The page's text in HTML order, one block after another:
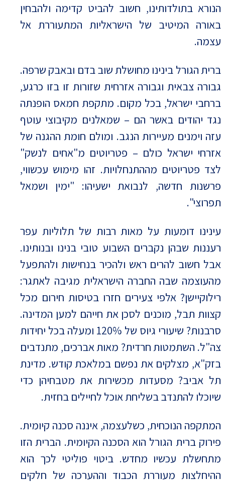
הנורא בתולדותינו, חשוב להביט קדימה ולהבחין
באורה המיטיב של הישראליות המתעוררת אל
עצמה.
ברית הגורל בינינו מחושלת שוב בדם ובאבק שרפה.
גבורה צבאית וגבורה אזרחית שזורות זו בזו כרגע,
ברחבי ישראל, בכל מקום. מתקפת חמאס הופנתה
נגד יהודים באשר הם – שמאלנים מקיבוצי עוטף
עזה וימנים מעיירות הנגב. ומולם חומת ההגנה של
אזרחי ישראל כולם – פטריוטים מ"אחים לנשק"
לצד פטריוטים מההתנחלויות. זהו מימוש עכשווי,
פרשנות חדשה, לנבואת ישעיהו: "ימין ושמאל
תפרוצי".
עינינו דומעות על מאות רבות של תלוליות עפר
רעננות שבהן נקברים השבוע טובי בנינו ובנותינו.
אבל חשוב להרים ראש ולהכיר בנחישות ולהתפעל
מהעוצמה שבה החברה הישראלית מגיבה לאתגר:
רילוקיישן? אלפי צעירים חזרו בטיסות חירום מכל
קצוות תבל, מוכנים לסכן את חייהם למען המדינה.
סרבנות? שיעורי גיוס של 120% ומעלה בכל יחידות
צה"ל. השתמטות חרדית? מאות אברכים, מתנדבים
בזק"א, מצלקים את נפשם במלאכת קודש. מדינת
תל אביב? מסעדות מכשירות את מטבחיהן כדי
שיוכלו להתנדב בשליחת אוכל לחיילים בחזית.
המתקפה הנוכחית, כשלעצמה, איננה סכנה קיומית.
פירוק ברית הגורל הוא הסכנה הקיומית. הברית הזו
מתחשלת עכשיו מחדש. ביטוי פוליטי לכך הוא
ההיחלצות מעוררת הכבוד וההערכה של חלקים